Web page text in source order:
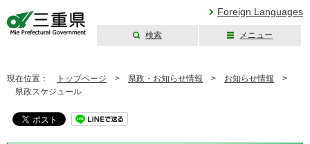
Foreign Languages
検索 メニュー
現在位置： トップページ > 県政・お知らせ情報 > お知らせ情報 >
県政スケジュール